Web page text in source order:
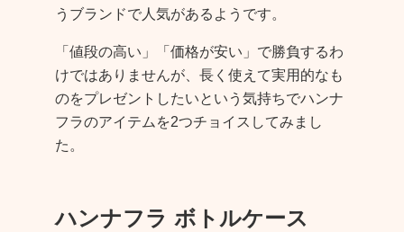
うブランドで人気があるようです。
「値段の高い」「価格が安い」で勝負するわ
けではありませんが、長く使えて実用的なも
のをプレゼントしたいという気持ちでハンナ
フラのアイテムを2つチョイスしてみまし
た。
ハンナフラ ボトルケース